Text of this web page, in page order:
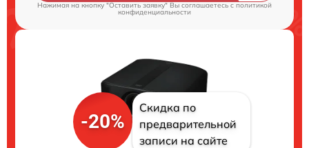
Нажимая на кнопку "Оставить заявку" Вы соглашаетесь cполитикой
конфиденциальности
-20%
Скидка по
предварительной
записи на сайте